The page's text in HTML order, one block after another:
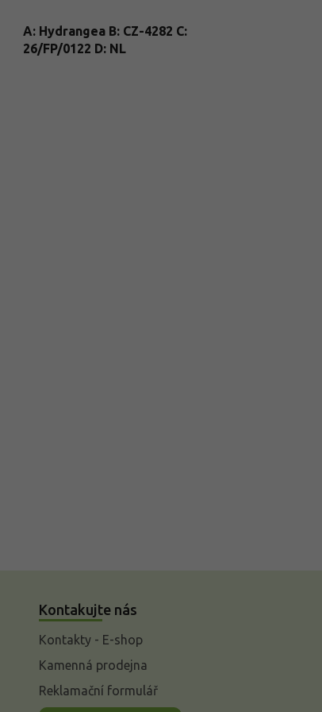
A: Hydrangea B: CZ-4282 C:
26/FP/0122 D: NL
Kontakujte nás
Kontakty - E-shop
Kamenná prodejna
Reklamační formulář